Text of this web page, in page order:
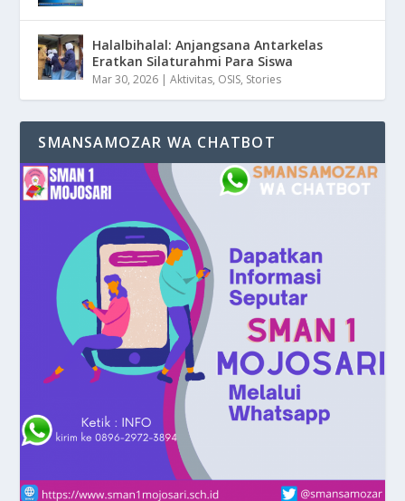
Halalbihalal: Anjangsana Antarkelas
Eratkan Silaturahmi Para Siswa
Mar 30, 2026 |Aktivitas, OSIS, Stories
SMANSAMOZAR WA CHATBOT